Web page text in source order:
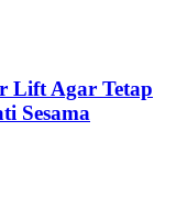
Lift Agar Tetap
Sesama